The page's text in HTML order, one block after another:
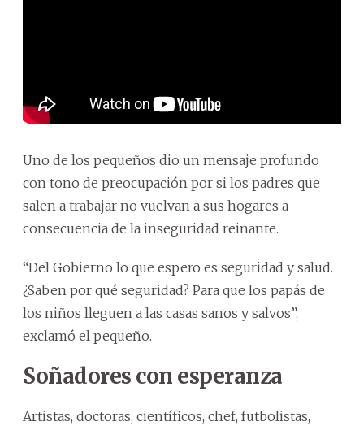
Uno de los pequeños dio un mensaje profundo
con tono de preocupación por si los padres que
salen a trabajar no vuelvan a sus hogares a
consecuencia de la inseguridad reinante.
“Del Gobierno lo que espero es seguridad y salud.
¿Saben por qué seguridad? Para que los papás de
los niños lleguen a las casas sanos y salvos”,
exclamó el pequeño.
Soñadores con esperanza
Artistas, doctoras, científicos, chef, futbolistas,